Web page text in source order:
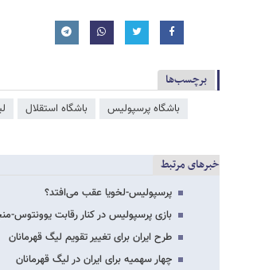
برچسب‌ها
باشگاه پرسپولیس باشگاه استقلال
خبرهای مرتبط
پرسپولیس-لخویا عقب می‌افتد؟
بازی پرسپولیس در کنار رقابت یوونتوس-
طرح ایران برای تغییر تقویم لیگ قهرمانان
چهار سهمیه برای ایران در لیگ قهرمانان